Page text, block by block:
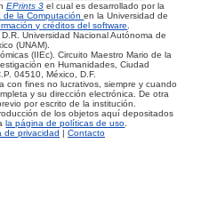
EPrints 3 el cual es desarrollado por la
de la Computaciónen la Universidad de
y créditos del software.
Universidad Nacional Autónoma de
(UNAM).
(IIEc). Circuito Maestro Mario de la
en Humanidades, Ciudad
04510, México, D.F.
con fines no lucrativos, siempre y cuando
y su dirección electrónica. De otra
por escrito de la institución.
de los objetos aquí depositados
la página de políticas de uso.
de privacidad | Contacto